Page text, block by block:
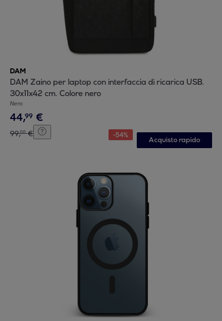
DAM
DAM Zaino per laptop con interfaccia di ricarica USB.
30x11x42 cm. Colore nero
Nero
44,99 €
99,00 € -54%
Acquisto rapido